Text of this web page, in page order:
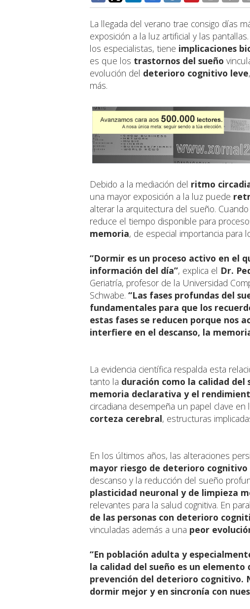
La llegada del verano trae consigo días
exposición a la luz artificial y las
los especialistas, tiene implicaciones
es que los trastornos del sueño
evolución del deterioro cognitivo leve
más.
Debido a la mediación del ritmo
una mayor exposición a la luz puede
alterar la arquitectura del sueño.
reduce el tiempo disponible para
memoria, de especial importancia para
“Dormir es un proceso activo en el
información del día”, explica el Dr.
Geriatría, profesor de la Universidad
Schwabe. “Las fases profundas del
fundamentales para que los
estas fases se reducen porque nos
interfiere en el descanso, la
La evidencia científica respalda esta
tanto la duración como la calidad del
memoria declarativa y el
circadiana desempeña un papel clave en
corteza cerebral, estructuras
En los últimos años, las alteraciones
mayor riesgo de deterioro cognitivo
descanso y la reducción del sueño
plasticidad neuronal y de limpieza
relevantes para la salud cognitiva. En
de las personas con deterioro
vinculadas además a una peor
“En población adulta y
la calidad del sueño es un
prevención del deterioro cognitivo.
dormir mejor y en sincronía con